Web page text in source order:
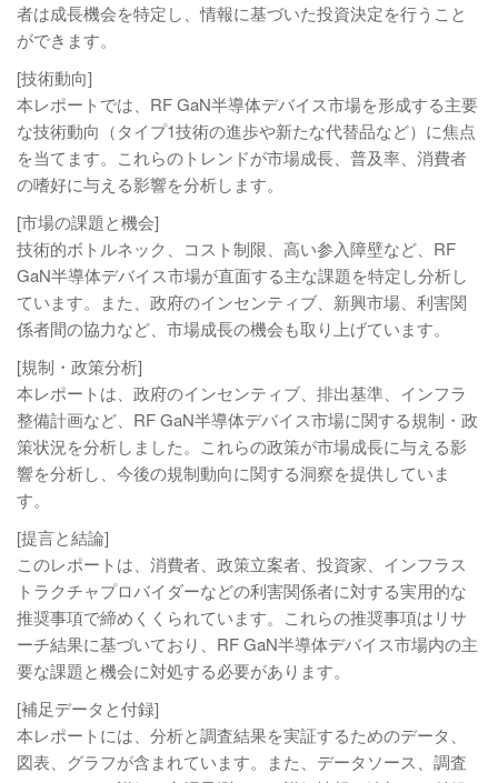
者は成長機会を特定し、情報に基づいた投資決定を行うこと
ができます。
[技術動向]
本レポートでは、RF GaN半導体デバイス市場を形成する主要
な技術動向（タイプ1技術の進歩や新たな代替品など）に焦点
を当てます。これらのトレンドが市場成長、普及率、消費者
の嗜好に与える影響を分析します。
[市場の課題と機会]
技術的ボトルネック、コスト制限、高い参入障壁など、RF
GaN半導体デバイス市場が直面する主な課題を特定し分析し
ています。また、政府のインセンティブ、新興市場、利害関
係者間の協力など、市場成長の機会も取り上げています。
[規制・政策分析]
本レポートは、政府のインセンティブ、排出基準、インフラ
整備計画など、RF GaN半導体デバイス市場に関する規制・政
策状況を分析しました。これらの政策が市場成長に与える影
響を分析し、今後の規制動向に関する洞察を提供していま
す。
[提言と結論]
このレポートは、消費者、政策立案者、投資家、インフラス
トラクチャプロバイダーなどの利害関係者に対する実用的な
推奨事項で締めくくられています。これらの推奨事項はリサ
ーチ結果に基づいており、RF GaN半導体デバイス市場内の主
要な課題と機会に対処する必要があります。
[補足データと付録]
本レポートには、分析と調査結果を実証するためのデータ、
図表、グラフが含まれています。また、データソース、調査